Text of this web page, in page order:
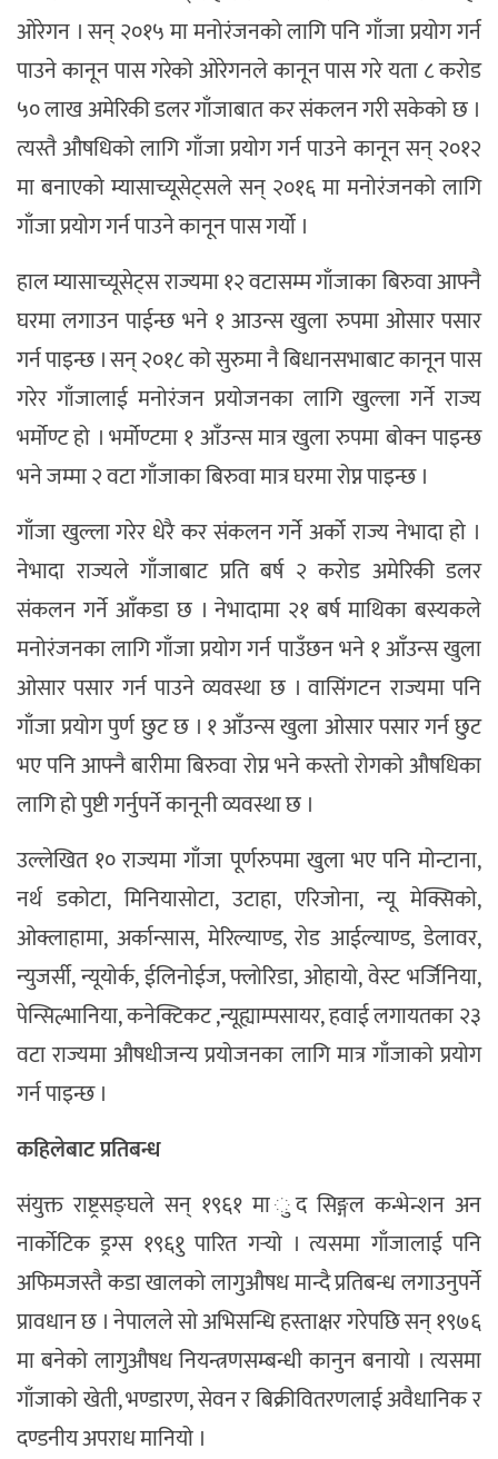
ओरेगन । सन् २०१५ मा मनोरंजनको लागि पनि गाँजा प्रयोग गर्न
पाउने कानून पास गरेको ओरेगनले कानून पास गरे यता ८ करोड
५० लाख अमेरिकी डलर गाँजाबात कर संकलन गरी सकेको छ ।
त्यस्तै औषधिको लागि गाँजा प्रयोग गर्न पाउने कानून सन् २०१२
मा बनाएको म्यासाच्यूसेट्सले सन् २०१६ मा मनोरंजनको लागि
गाँजा प्रयोग गर्न पाउने कानून पास गर्यो ।
हाल म्यासाच्यूसेट्स राज्यमा १२ वटासम्म गाँजाका बिरुवा आफ्नै
घरमा लगाउन पाईन्छ भने १ आउन्स खुला रुपमा ओसार पसार
गर्न पाइन्छ । सन् २०१८ को सुरुमा नै बिधानसभाबाट कानून पास
गरेर गाँजालाई मनोरंजन प्रयोजनका लागि खुल्ला गर्ने राज्य
भर्मोण्ट हो । भर्मोण्टमा १ आँउन्स मात्र खुला रुपमा बोक्न पाइन्छ
भने जम्मा २ वटा गाँजाका बिरुवा मात्र घरमा रोप्न पाइन्छ ।
गाँजा खुल्ला गरेर धेरै कर संकलन गर्ने अर्को राज्य नेभादा हो ।
नेभादा राज्यले गाँजाबाट प्रति बर्ष २ करोड अमेरिकी डलर
संकलन गर्ने आँकडा छ । नेभादामा २१ बर्ष माथिका बस्यकले
मनोरंजनका लागि गाँजा प्रयोग गर्न पाउँछन भने १ आँउन्स खुला
ओसार पसार गर्न पाउने व्यवस्था छ । वासिंगटन राज्यमा पनि
गाँजा प्रयोग पुर्ण छुट छ । १ आँउन्स खुला ओसार पसार गर्न छुट
भए पनि आफ्नै बारीमा बिरुवा रोप्न भने कस्तो रोगको औषधिका
लागि हो पुष्टी गर्नुपर्ने कानूनी व्यवस्था छ ।
उल्लेखित १० राज्यमा गाँजा पूर्णरुपमा खुला भए पनि मोन्टाना,
नर्थ डकोटा, मिनियासोटा, उटाहा, एरिजोना, न्यू मेक्सिको,
ओक्लाहामा, अर्कान्सास, मेरिल्याण्ड, रोड आईल्याण्ड, डेलावर,
न्युजर्सी, न्यूयोर्क, ईलिनोईज, फ्लोरिडा, ओहायो, वेस्ट भर्जिनिया,
पेन्सिल्भानिया, कनेक्टिकट ,न्यूह्याम्पसायर, हवाई लगायतका २३
वटा राज्यमा औषधीजन्य प्रयोजनका लागि मात्र गाँजाको प्रयोग
गर्न पाइन्छ ।
कहिलेबाट प्रतिबन्ध
संयुक्त राष्ट्रसङ्घले सन् १९६१ मा ुद सिङ्गल कन्भेन्शन अन
नार्कोटिक ड्रग्स १९६१ु पारित गर्‍यो । त्यसमा गाँजालाई पनि
अफिमजस्तै कडा खालको लागुऔषध मान्दै प्रतिबन्ध लगाउनुपर्ने
प्रावधान छ । नेपालले सो अभिसन्धि हस्ताक्षर गरेपछि सन् १९७६
मा बनेको लागुऔषध नियन्त्रणसम्बन्धी कानुन बनायो । त्यसमा
गाँजाको खेती, भण्डारण, सेवन र बिक्रीवितरणलाई अवैधानिक र
दण्डनीय अपराध मानियो ।